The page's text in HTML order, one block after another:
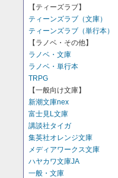
【ティーズラブ】
ティーンズラブ（文庫）
ティーンズラブ（単行本）
【ラノベ・その他】
ラノベ・文庫
ラノベ・単行本
TRPG
【一般向け文庫】
新潮文庫nex
富士見L文庫
講談社タイガ
集英社オレンジ文庫
メディアワークス文庫
ハヤカワ文庫JA
一般・文庫